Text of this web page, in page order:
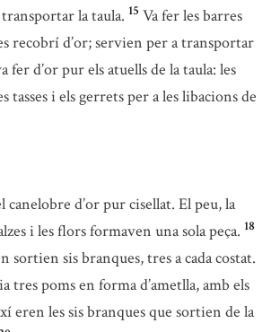
la taula. 15 Va fer les barres
recobrí d’or; servien per a transportar
fer d’or pur els atuells de la taula: les
tasses i els gerrets per a les libacions de
canelobre d’or pur cisellat. El peu, la
i les flors formaven una sola peça. 18
sortien sis branques, tres a cada costat.
tres poms en forma d’ametlla, amb els
eren les sis branques que sortien de la